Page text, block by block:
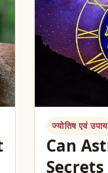
ज्योतिष एवं उपाय
Can